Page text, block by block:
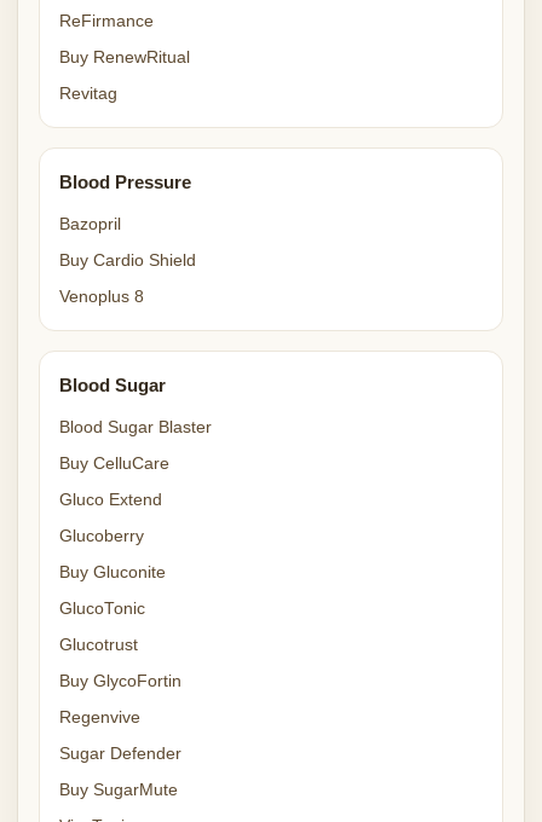
ReFirmance
Buy RenewRitual
Revitag
Blood Pressure
Bazopril
Buy Cardio Shield
Venoplus 8
Blood Sugar
Blood Sugar Blaster
Buy CelluCare
Gluco Extend
Glucoberry
Buy Gluconite
GlucoTonic
Glucotrust
Buy GlycoFortin
Regenvive
Sugar Defender
Buy SugarMute